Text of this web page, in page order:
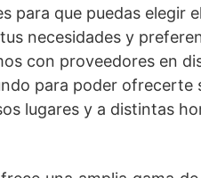
para que puedas elegir
necesidades y
con proveedores en
para poder ofrecerte
lugares y a distintas